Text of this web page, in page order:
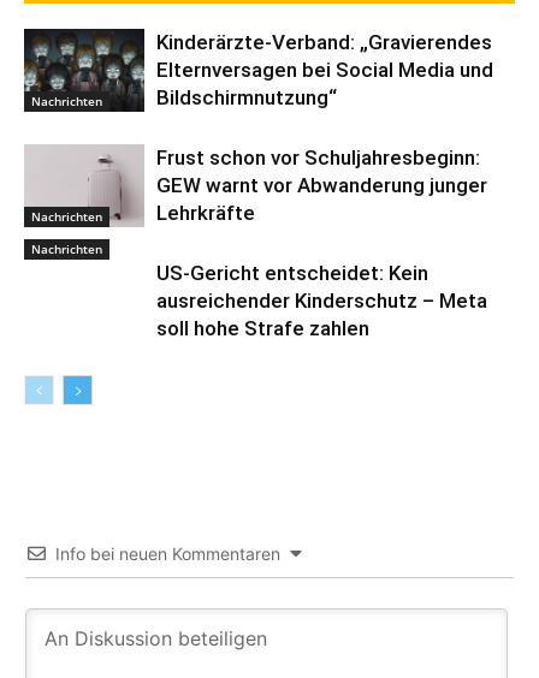
Nachrichten
Kinderärzte-Verband: „Gravierendes
Elternversagen bei Social Media und
Bildschirmnutzung“
Nachrichten
Frust schon vor Schuljahresbeginn:
GEW warnt vor Abwanderung junger
Lehrkräfte
Nachrichten
US-Gericht entscheidet: Kein
ausreichender Kinderschutz – Meta
soll hohe Strafe zahlen
Info bei neuen Kommentaren